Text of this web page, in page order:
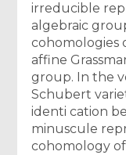
irreducible
algebraic
cohomologies
affine
group. In the
Schubert
identi cation
minuscule
cohomology